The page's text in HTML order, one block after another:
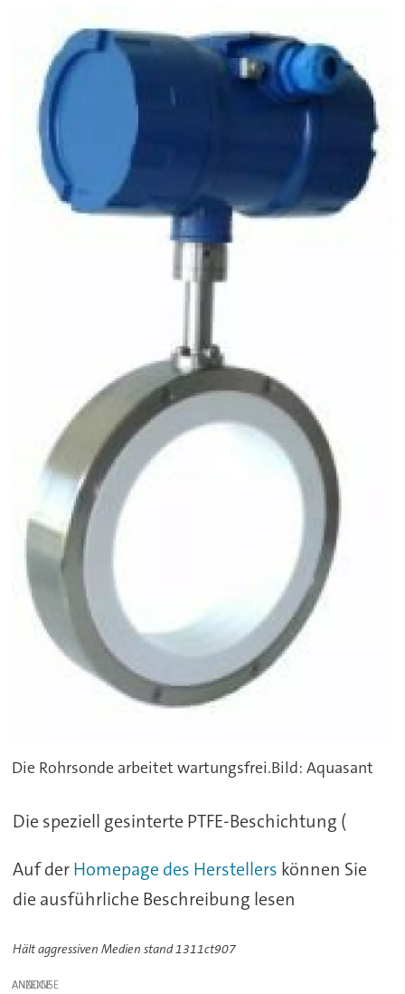
Die Rohrsonde arbeitet wartungsfrei.Bild: Aquasant
Die speziell gesinterte PTFE-Beschichtung (
Auf derHomepage des Herstellers können Sie
die ausführliche Beschreibung lesen
Hält aggressiven Medien stand 1311ct907
ANZEIGE